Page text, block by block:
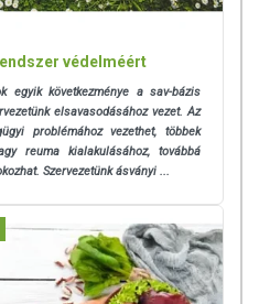
védelméért
egyik következménye a sav-bázis
elsavasodásához vezet. Az
problémához vezethet, többek
reuma kialakulásához, továbbá
Szervezetünk ásványi ...